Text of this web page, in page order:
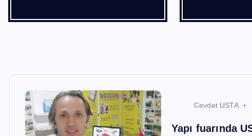
Cevdet USTA
Yapı fuarında